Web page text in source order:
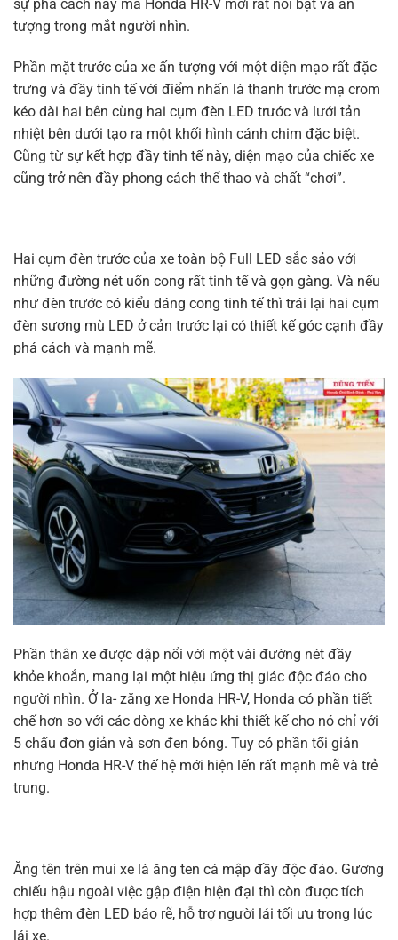
sự phá cách này mà Honda HR-V mới rất nổi bật và ấn
tượng trong mắt người nhìn.
Phần mặt trước của xe ấn tượng với một diện mạo rất đặc
trưng và đầy tinh tế với điểm nhấn là thanh trước mạ crom
kéo dài hai bên cùng hai cụm đèn LED trước và lưới tản
nhiệt bên dưới tạo ra một khối hình cánh chim đặc biệt.
Cũng từ sự kết hợp đầy tinh tế này, diện mạo của chiếc xe
cũng trở nên đầy phong cách thể thao và chất “chơi”.
Hai cụm đèn trước của xe toàn bộ Full LED sắc sảo với
những đường nét uốn cong rất tinh tế và gọn gàng. Và nếu
như đèn trước có kiểu dáng cong tinh tế thì trái lại hai cụm
đèn sương mù LED ở cản trước lại có thiết kế góc cạnh đầy
phá cách và mạnh mẽ.
Phần thân xe được dập nổi với một vài đường nét đầy
khỏe khoắn, mang lại một hiệu ứng thị giác độc đáo cho
người nhìn. Ở la- zăng xe Honda HR-V, Honda có phần tiết
chế hơn so với các dòng xe khác khi thiết kế cho nó chỉ với
5 chấu đơn giản và sơn đen bóng. Tuy có phần tối giản
nhưng Honda HR-V thế hệ mới hiện lến rất mạnh mẽ và trẻ
trung.
Ăng tên trên mui xe là ăng ten cá mập đầy độc đáo. Gương
chiếu hậu ngoài việc gập điện hiện đại thì còn được tích
hợp thêm đèn LED báo rẽ, hỗ trợ người lái tối ưu trong lúc
lái xe.